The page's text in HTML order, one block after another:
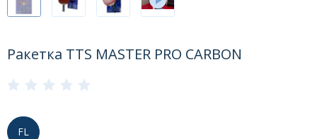
Ракетка TTS MASTER PRO CARBON
FL